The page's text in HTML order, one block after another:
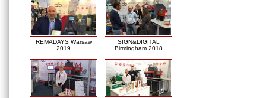
REMADAYS Warsaw
2019
SIGN&DIGITAL
Birmingham 2018